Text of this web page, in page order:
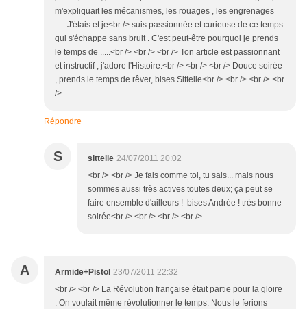
m'expliquait les mécanismes, les rouages , les engrenages
......J'étais et je<br /> suis passionnée et curieuse de ce temps
qui s'échappe sans bruit . C'est peut-être pourquoi je prends
le temps de .....<br /> <br /> <br /> Ton article est passionnant
et instructif , j'adore l'Histoire.<br /> <br /> <br /> Douce soirée
, prends le temps de rêver, bises Sittelle<br /> <br /> <br /> <br
/>
Répondre
S sittelle 24/07/2011 20:02
<br /> <br /> Je fais comme toi, tu sais... mais nous
sommes aussi très actives toutes deux; ça peut se
faire ensemble d'ailleurs ! bises Andrée ! très bonne
soirée<br /> <br /> <br /> <br />
A Armide+Pistol 23/07/2011 22:32
<br /> <br /> La Révolution française était partie pour la gloire
: On voulait même révolutionner le temps. Nous le ferions